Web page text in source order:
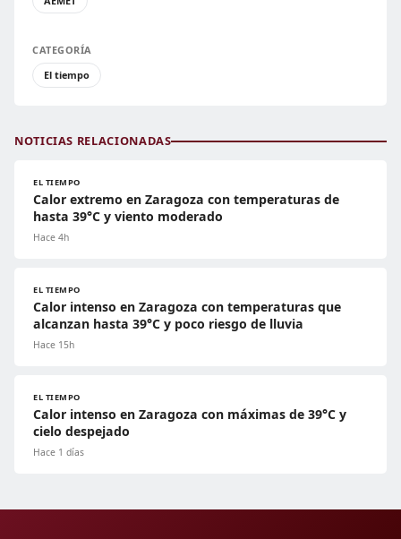
CATEGORÍA
El tiempo
NOTICIAS RELACIONADAS
EL TIEMPO
Calor extremo en Zaragoza con temperaturas de
hasta 39°C y viento moderado
Hace 4h
EL TIEMPO
Calor intenso en Zaragoza con temperaturas que
alcanzan hasta 39°C y poco riesgo de lluvia
Hace 15h
EL TIEMPO
Calor intenso en Zaragoza con máximas de 39°C y
cielo despejado
Hace 1 días